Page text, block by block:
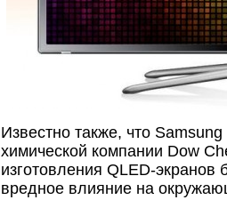
Известно также, что
химической компании Dow
изготовления QLED-
вредное влияние на